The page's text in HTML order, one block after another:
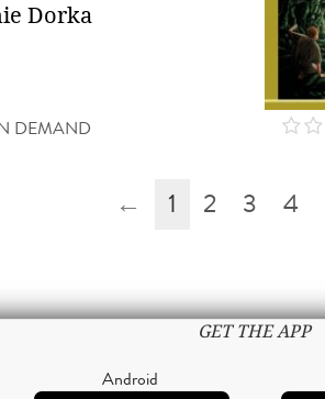
Dorka
DEMAND
← 1 2 3 4
GET THE APP
Android